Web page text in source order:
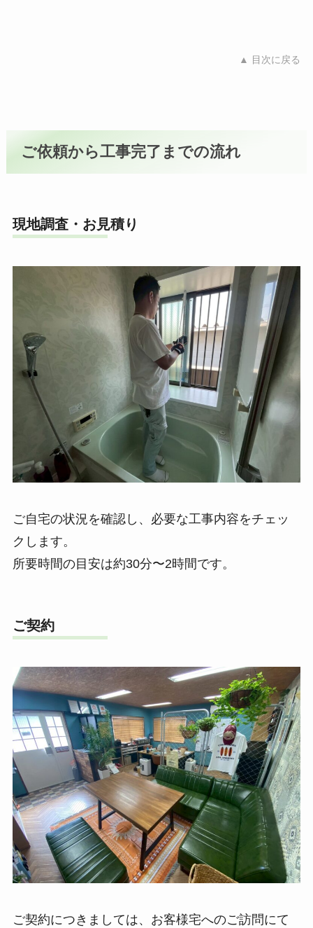
▲ 目次に戻る
ご依頼から工事完了までの流れ
現地調査・お見積り
ご自宅の状況を確認し、必要な工事内容をチェッ
クします。
所要時間の目安は約30分〜2時間です。
ご契約
ご契約につきましては、お客様宅へのご訪問にて